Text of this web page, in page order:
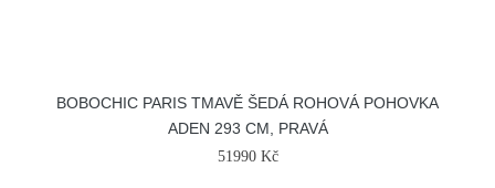
BOBOCHIC PARIS TMAVĚ ŠEDÁ ROHOVÁ POHOVKA
ADEN 293 CM, PRAVÁ
51990 Kč